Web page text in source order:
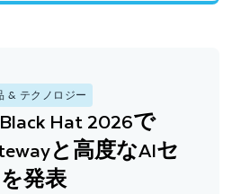
& テクノロジー
Hat 2026で
と高度なAIセ
発表